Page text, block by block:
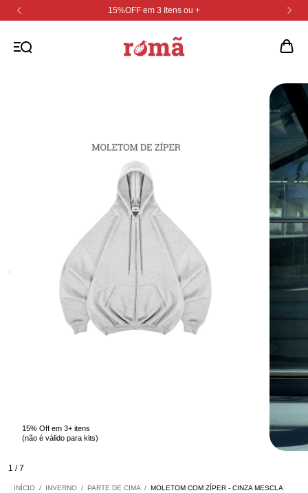
15%OFF em 3 Itens ou +
15% Off em 3+ itens
(não é válido para kits)
1 /7
INÍCIO / INVERNO / PARTE DE CIMA / MOLETOM COM ZÍPER - CINZA MESCLA